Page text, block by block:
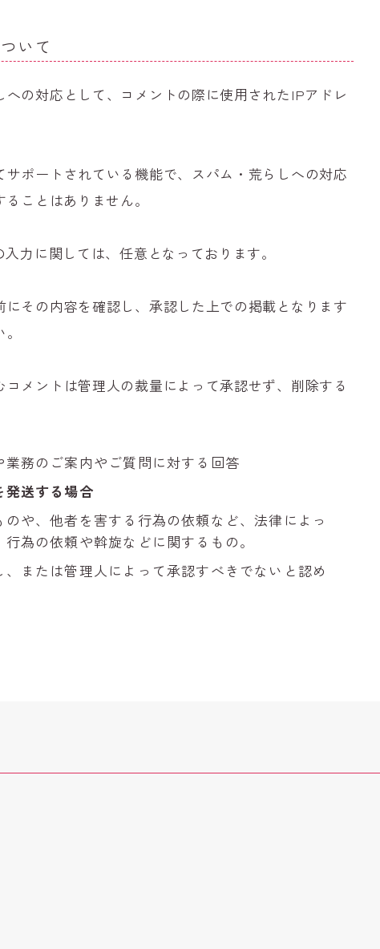
いて
の対応として、コメントの際に使用されたIPアドレ
ポートされている機能で、スパム・荒らしへの対応
ことはありません。
力に関しては、任意となっております。
その内容を確認し、承認した上での掲載となります
メントは管理人の裁量によって承認せず、削除する
務のご案内やご質問に対する回答
発送する場合
や、他者を害する行為の依頼など、法律によっ
為の依頼や斡旋などに関するもの。
または管理人によって承認すべきでないと認め